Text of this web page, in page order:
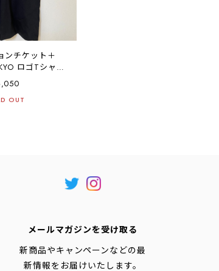
ンチケット＋
ロゴTシャツ
）
OUT
メールマガジンを受け取る
新商品やキャンペーンなどの最
新情報をお届けいたします。